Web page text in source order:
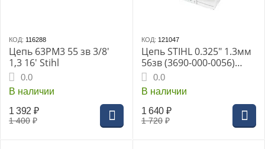
КОД: 116288
Цепь 63PM3 55 зв 3/8'
1,3 16' Stihl
0.0
В наличии
1 400 ₽
1 392 ₽
КОД: 121047
Цепь STIHL 0.325" 1.3мм
56зв (3690-000-0056)
23RS
0.0
В наличии
1 720 ₽
1 640 ₽